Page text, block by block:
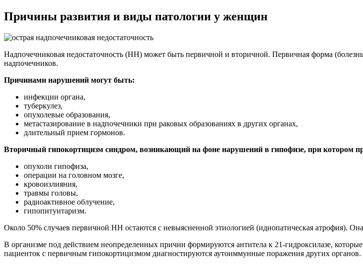
Причины развития и виды патологии у женщин
Надпочечниковая недостаточность (НН) может быть первичной и вторичной. Первичная форма
надпочечников.
Причинами нарушений могут быть:
инфекции органа,
туберкулез,
опухолевые образования,
метастазирование в надпочечники при раковых образованиях в других органах,
длительный прием гормонов.
Вторичный гипокортицизм синдром, возникающий на фоне нарушений в гипофизе, при котором
опухоли гипофиза,
операции на головном мозге,
кровоизлияния,
травмы головы,
радиоактивное облучение,
гипопитуитаризм.
Около 50% случаев первичной НН остаются с невыясненной этиологией (идиопатическая атрофия).
В организме под действием неопределенных причин формируются антитела к 21-гидроксилазе,
пациенток с первичным гипокортицизмом диагностируются аутоиммунные поражения других органов.